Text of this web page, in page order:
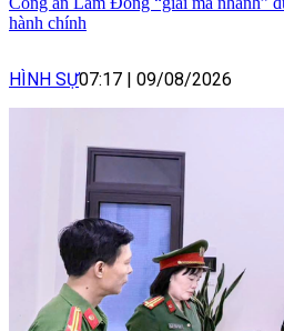
hành chính
HÌNH SỰ07:17 09/08/2026